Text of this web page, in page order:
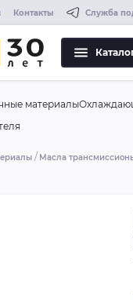
Контакты Служба
материалы
Масла